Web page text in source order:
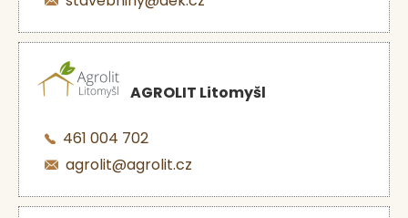
AGROLIT Litomyšl
461 004 702
agrolit@agrolit.cz